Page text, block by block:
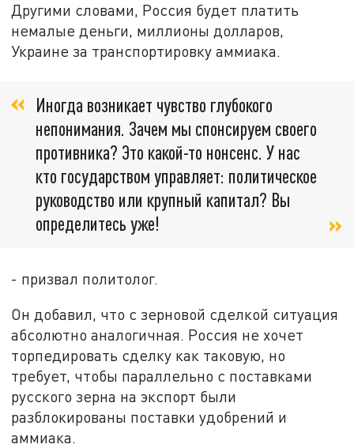
Другими словами, Россия будет платить
немалые деньги, миллионы долларов,
Украине за транспортировку аммиака.
Иногда возникает чувство глубокого
непонимания. Зачем мы спонсируем своего
противника? Это какой-то нонсенс. У нас
кто государством управляет: политическое
руководство или крупный капитал? Вы
определитесь уже!
- призвал политолог.
Он добавил, что с зерновой сделкой ситуация
абсолютно аналогичная. Россия не хочет
торпедировать сделку как таковую, но
требует, чтобы параллельно с поставками
русского зерна на экспорт были
разблокированы поставки удобрений и
аммиака.